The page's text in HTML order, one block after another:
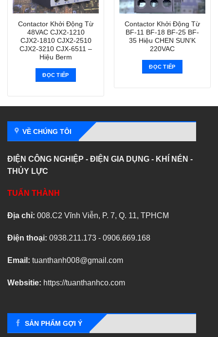
Contactor Khởi Động Từ
48VAC CJX2-1210
CJX2-1810 CJX2-2510
CJX2-3210 CJX-6511 –
Hiệu Berm
ĐỌC TIẾP
Contactor Khởi Động Từ
BF-11 BF-18 BF-25 BF-
35 Hiệu CHEN SUN’K
220VAC
ĐỌC TIẾP
VỀ CHÚNG TÔI
ĐIỆN CÔNG NGHIỆP - ĐIỆN GIA DỤNG - KHÍ NÉN -
THỦY LỰC
TUẤN THÀNH
Địa chỉ: 008.C2 Vĩnh Viễn, P. 7, Q. 11, TPHCM
Điện thoại: 0938.211.173 - 0906.669.168
Email: tuanthanh008@gmail.com
Websitie: https://tuanthanhco.com
SẢN PHẨM GỢI Ý